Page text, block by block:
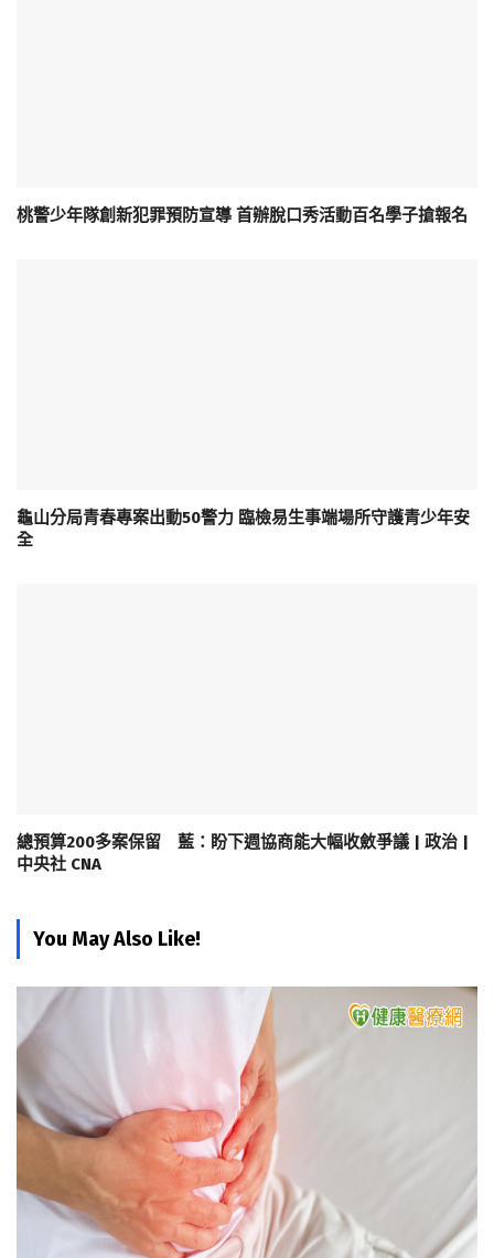
桃警少年隊創新犯罪預防宣導 首辦脫口秀活動百名學子搶報名
龜山分局青春專案出動50警力 臨檢易生事端場所守護青少年安
全
總預算200多案保留 藍：盼下週協商能大幅收斂爭議 | 政治 |
中央社 CNA
You May Also Like!